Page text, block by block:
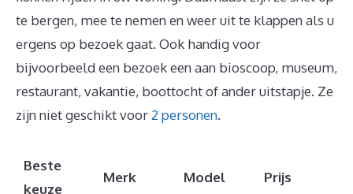
te bergen, mee te nemen en weer uit te klappen als u
ergens op bezoek gaat. Ook handig voor
bijvoorbeeld een bezoek een aan bioscoop, museum,
restaurant, vakantie, boottocht of ander uitstapje. Ze
zijn niet geschikt voor 2 personen.
Beste
keuze
Merk Model Prijs